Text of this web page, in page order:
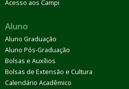
Acesso aos Campi
Aluno
Aluno Graduação
Aluno Pós-Graduação
Bolsas e Auxílios
Bolsas de Extensão e Cultura
Calendário Acadêmico